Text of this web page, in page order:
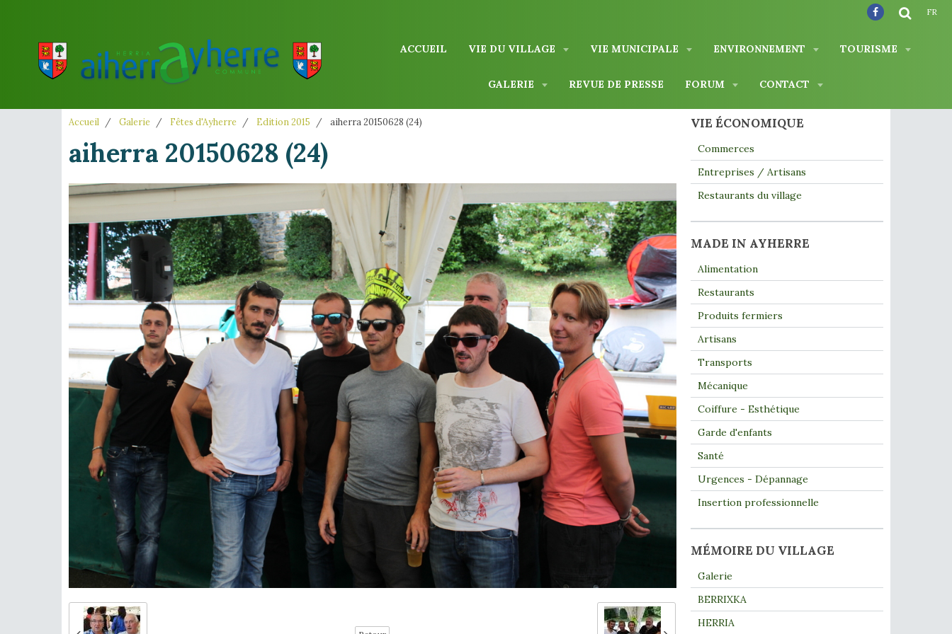
ACCUEIL VIE DU VILLAGE VIE MUNICIPALE ENVIRONNEMENT TOURISME
GALERIE REVUE DE PRESSE FORUM CONTACT
FR
Accueil Galerie Fêtes d'Ayherre Edition 2015 aiherra 20150628 (24)
aiherra 20150628 (24)
VIE ÉCONOMIQUE
Commerces
Entreprises / Artisans
Restaurants du village
MADE IN AYHERRE
Alimentation
Restaurants
Produits fermiers
Artisans
Transports
Mécanique
Coiffure - Esthétique
Garde d'enfants
Santé
Urgences - Dépannage
Insertion professionnelle
MÉMOIRE DU VILLAGE
Galerie
BERRIXKA
HERRIA